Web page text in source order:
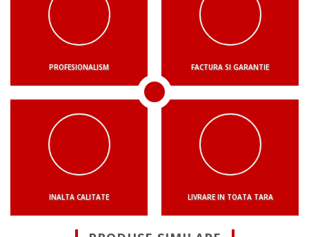
PROFESIONALISM FACTURA SI GARANTIE
INALTA CALITATE LIVRARE IN TOATA TARA